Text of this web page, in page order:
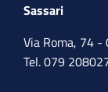
Sassari
Via Roma, 74 -
Tel. 079